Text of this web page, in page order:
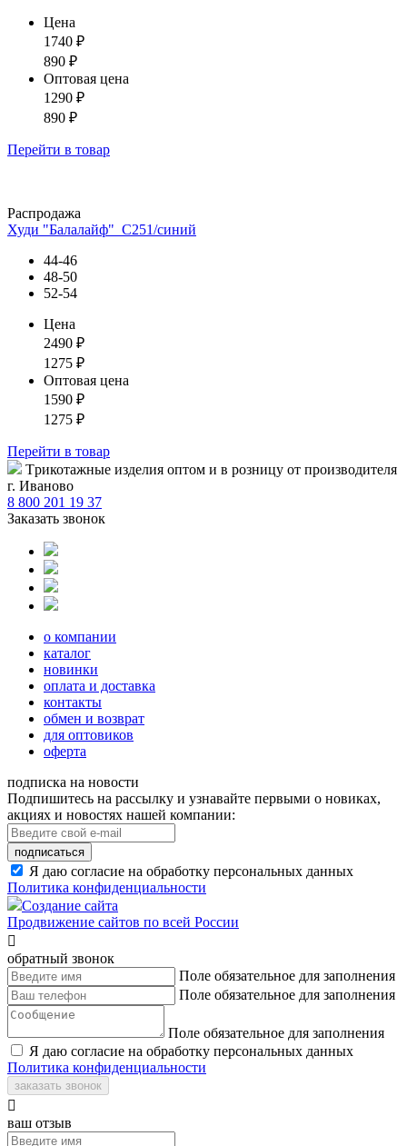
Цена
1740 ₽
890 ₽
Оптовая цена
1290 ₽
890 ₽
Перейти в товар
Распродажа
Худи "Балалайф"_С251/синий
44-46
48-50
52-54
Цена
2490 ₽
1275 ₽
Оптовая цена
1590 ₽
1275 ₽
Перейти в товар
Tрикотажные изделия оптом и в розницу от производителя
г. Иваново
8 800 201 19 37
Заказать звонок
о компании
каталог
новинки
оплата и доставка
контакты
обмен и возврат
для оптовиков
оферта
подписка на новости
Подпишитесь на рассылку и узнавайте первыми о новиках,
акциях и новостях нашей компании:
подписаться
Я даю согласие на обработку персональных данных
Политика конфиденциальности
Создание сайта
Продвижение сайтов по всей России

обратный звонок
Поле обязательное для заполнения
Поле обязательное для заполнения
Поле обязательное для заполнения
Я даю согласие на обработку персональных данных
Политика конфиденциальности
заказать звонок

ваш отзыв